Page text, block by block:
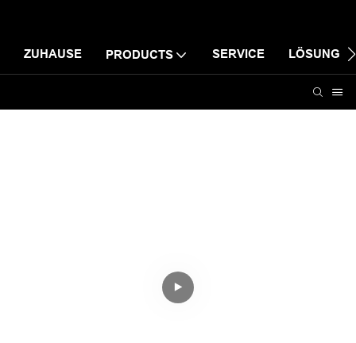
ZUHAUSE PRODUCTS SERVICE LÖSUNG